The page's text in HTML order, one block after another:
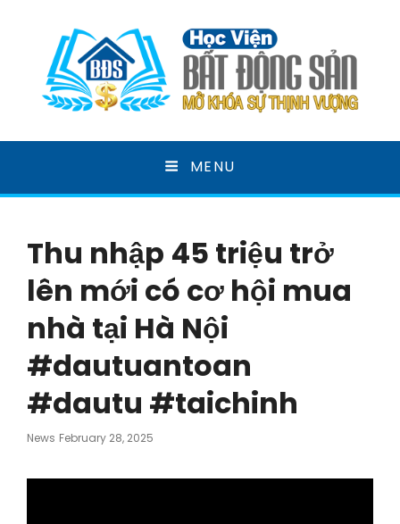
HỌC VIỆN BẤT ĐỘNG
SẢN
MENU
Thu nhập 45 triệu trở
lên mới có cơ hội mua
nhà tại Hà Nội
#dautuantoan
#dautu #taichinh
News Posted
February 28, 2025